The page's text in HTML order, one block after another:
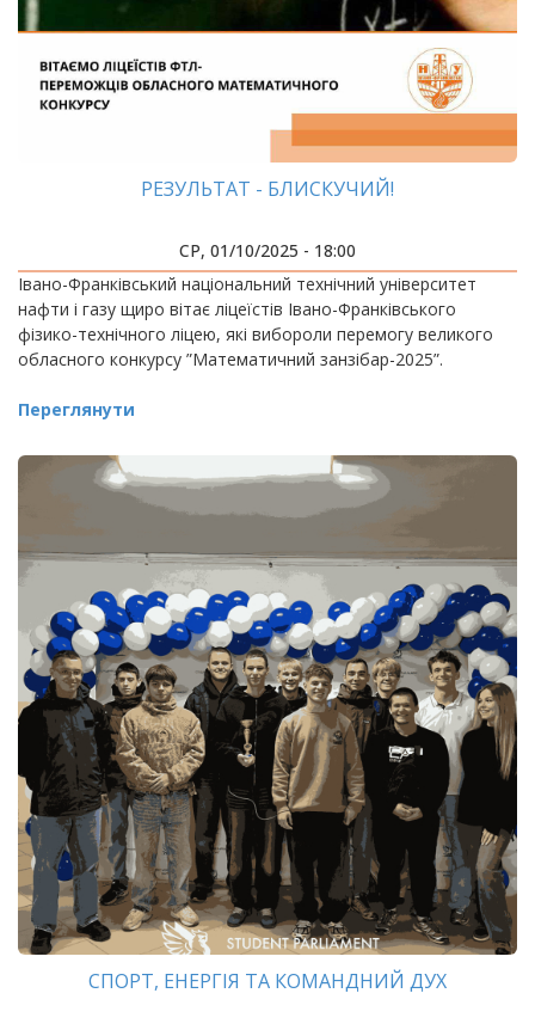
РЕЗУЛЬТАТ - БЛИСКУЧИЙ!
СР, 01/10/2025 - 18:00
Івано-Франківський національний технічний університет
нафти і газу щиро вітає ліцеїстів Івано-Франківського
фізико-технічного ліцею, які вибороли перемогу великого
обласного конкурсу ”Математичний занзібар-2025”.
Переглянути
СПОРТ, ЕНЕРГІЯ ТА КОМАНДНИЙ ДУХ